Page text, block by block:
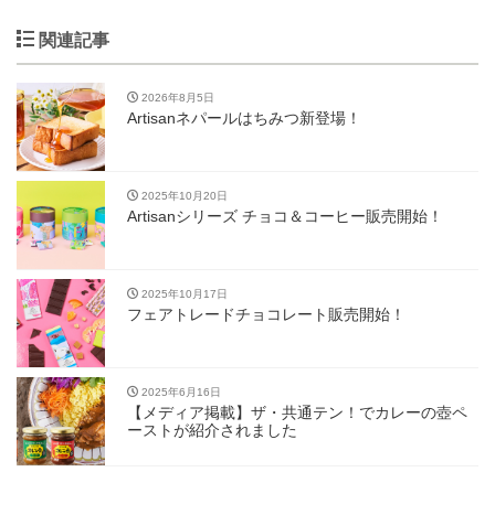
関連記事
2026年8月5日
Artisanネパールはちみつ新登場！
2025年10月20日
Artisanシリーズ チョコ＆コーヒー販売開始！
2025年10月17日
フェアトレードチョコレート販売開始！
2025年6月16日
【メディア掲載】ザ・共通テン！でカレーの壺ペ
ーストが紹介されました